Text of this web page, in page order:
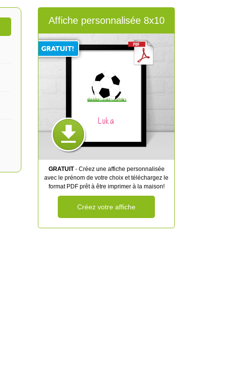
Affiche personnalisée 8x10
Luka
GRATUIT- Créez une affiche personnalisée
avec le prénom de votre choix et téléchargez le
format PDF prêt à être imprimer à la maison!
Créez votre affiche